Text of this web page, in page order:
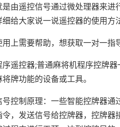
由遥控信号通过微处理器来
给大家说一说遥控器的使用方
上需要帮助，想获取一对一指
序遥控器;普通麻将机程序控牌
牌功能的设备或工具。
号控制原理：一些智能控牌器
，发送信号给控牌器，控牌